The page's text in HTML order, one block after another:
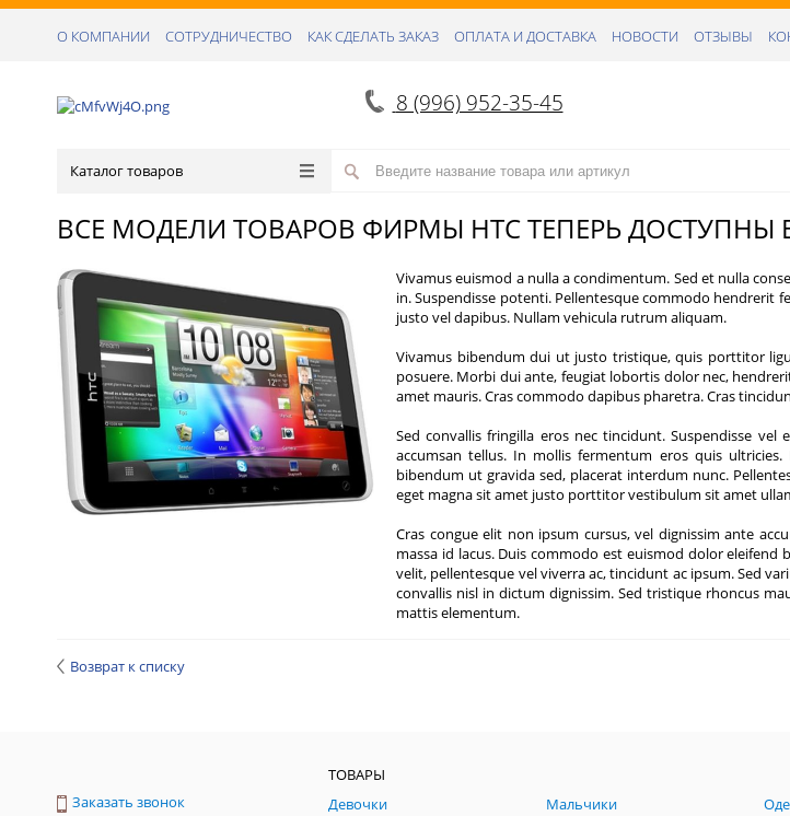
О КОМПАНИИ СОТРУДНИЧЕСТВО КАК СДЕЛАТЬ ЗАКАЗ ОПЛАТА И ДОСТАВКА НОВОСТИ ОТЗЫВЫ
8 (996) 952-35-45
Каталог товаров
ВСЕ МОДЕЛИ ТОВАРОВ ФИРМЫ HTC ТЕПЕРЬ
Vivamus euismod a nulla a condimentum. Sed et nulla
in. Suspendisse potenti. Pellentesque commodo
justo vel dapibus. Nullam vehicula rutrum aliquam.
Vivamus bibendum dui ut justo tristique, quis porttitor
posuere. Morbi dui ante, feugiat lobortis dolor nec,
amet mauris. Cras commodo dapibus pharetra. Cras
Sed convallis fringilla eros nec tincidunt. Suspendisse
accumsan tellus. In mollis fermentum eros quis
bibendum ut gravida sed, placerat interdum nunc.
eget magna sit amet justo porttitor vestibulum sit amet
Cras congue elit non ipsum cursus, vel dignissim ante
massa id lacus. Duis commodo est euismod dolor
velit, pellentesque vel viverra ac, tincidunt ac ipsum. Sed
convallis nisl in dictum dignissim. Sed tristique rhoncus
mattis elementum.
Возврат к списку
Заказать звонок
ТОВАРЫ
Девочки
Мальчики